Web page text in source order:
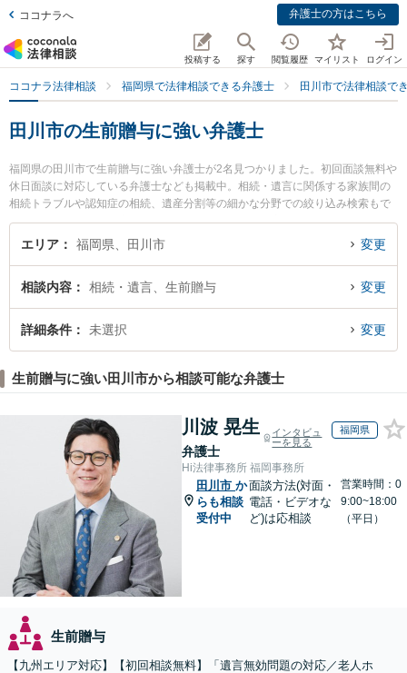
ココナラへ 弁護士の方はこちら
投稿する 探す 閲覧履歴 マイリスト ログイン
ココナラ法律相談 福岡県で法律相談できる弁護士 田川市で法律相談で
田川市の生前贈与に強い弁護士
福岡県の田川市で生前贈与に強い弁護士が2名見つかりました。初回面談無料や
休日面談に対応している弁護士なども掲載中。相続・遺言に関係する家族間の
相続トラブルや認知症の相続、遺産分割等の細かな分野での絞り込み検索もで
き便利です。特に田川市役所前法律事務所の大竹 健太郎弁護士や井田法律事務
所の井田 和宏弁護士のプロフィール情報や弁護士費用、強みなどが注目されて
したい』『初回相談無料で生前贈与を法律相談できる田川市内の弁護士に相談
予約したい』などでお困りの相談者さんにおすすめです。
エリア 福岡県、田川市 変更
相談内容 相続・遺言、生前贈与 変更
詳細条件 未選択 変更
生前贈与に強い田川市から相談可能な弁護士
川波 晃生
弁護士
インタビュ
ーを見る
福岡県
Hi法律事務所 福岡事務所
田川市 か
らも相談
受付中
面談方法(対面・
電話・ビデオな
ど)は応相談
営業時間：0
9:00~18:00
（平日）
生前贈与
【九州エリア対応】【初回相談無料】「遺言無効問題の対応／老人ホ